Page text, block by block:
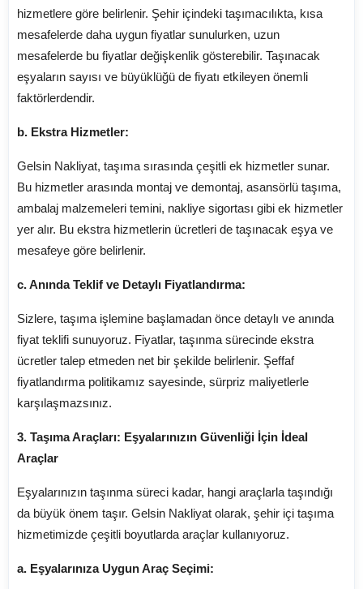
hizmetlere göre belirlenir. Şehir içindeki taşımacılıkta, kısa
mesafelerde daha uygun fiyatlar sunulurken, uzun
mesafelerde bu fiyatlar değişkenlik gösterebilir. Taşınacak
eşyaların sayısı ve büyüklüğü de fiyatı etkileyen önemli
faktörlerdendir.
b. Ekstra Hizmetler:
Gelsin Nakliyat, taşıma sırasında çeşitli ek hizmetler sunar.
Bu hizmetler arasında montaj ve demontaj, asansörlü taşıma,
ambalaj malzemeleri temini, nakliye sigortası gibi ek hizmetler
yer alır. Bu ekstra hizmetlerin ücretleri de taşınacak eşya ve
mesafeye göre belirlenir.
c. Anında Teklif ve Detaylı Fiyatlandırma:
Sizlere, taşıma işlemine başlamadan önce detaylı ve anında
fiyat teklifi sunuyoruz. Fiyatlar, taşınma sürecinde ekstra
ücretler talep etmeden net bir şekilde belirlenir. Şeffaf
fiyatlandırma politikamız sayesinde, sürpriz maliyetlerle
karşılaşmazsınız.
3. Taşıma Araçları: Eşyalarınızın Güvenliği İçin İdeal
Araçlar
Eşyalarınızın taşınma süreci kadar, hangi araçlarla taşındığı
da büyük önem taşır. Gelsin Nakliyat olarak, şehir içi taşıma
hizmetimizde çeşitli boyutlarda araçlar kullanıyoruz.
a. Eşyalarınıza Uygun Araç Seçimi: